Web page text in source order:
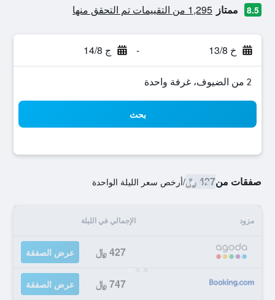
8.5 ممتاز 1,295 من التقييمات تم التحقق منها
خ 13/8 - ج 14/8
2 من الضيوف، غرفة واحدة
بحث
صفقات من427 ﷼ /أرخص سعر الليلة الواحدة
مزود الإجمالي في الليلة
427 ﷼ عرض الصفقة
747 ﷼ عرض الصفقة